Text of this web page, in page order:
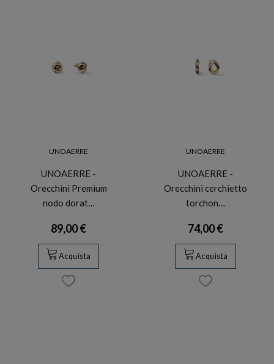
UNOAERRE
UNOAERRE -
Orecchini Premium
nodo dorat…
89,00 €
Acquista
UNOAERRE
UNOAERRE -
Orecchini cerchietto
torchon…
74,00 €
Acquista